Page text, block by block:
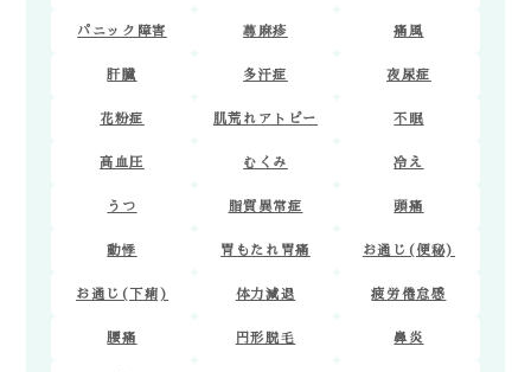
パニック障害 蕁麻疹 痛風
肝臓 多汗症 夜尿症
花粉症 肌荒れアトピー 不眠
高血圧 むくみ 冷え
うつ 脂質異常症 頭痛
動悸 胃もたれ胃痛 お通じ(便秘)
お通じ(下痢) 体力減退 疲労倦怠感
腰痛 円形脱毛 鼻炎